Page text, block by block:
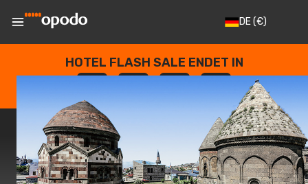
DE(€)
HOTEL FLASH SALE ENDET IN